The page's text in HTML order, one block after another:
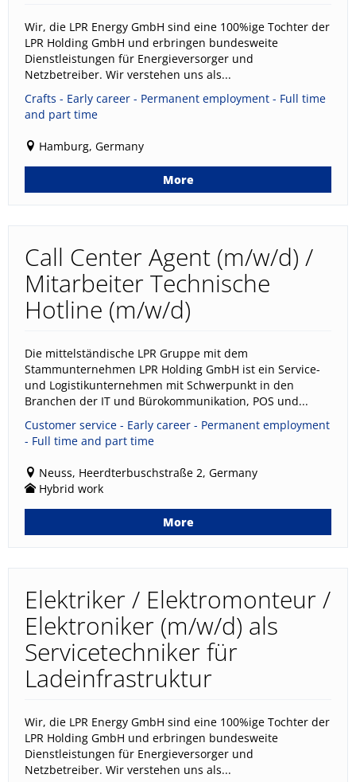
Wir, die LPR Energy GmbH sind eine 100%ige Tochter der
LPR Holding GmbH und erbringen bundesweite
Dienstleistungen für Energieversorger und
Netzbetreiber. Wir verstehen uns als...
Crafts - Early career - Permanent employment - Full time
and part time
Hamburg, Germany
More
Call Center Agent (m/w/d) /
Mitarbeiter Technische
Hotline (m/w/d)
Die mittelständische LPR Gruppe mit dem
Stammunternehmen LPR Holding GmbH ist ein Service-
und Logistikunternehmen mit Schwerpunkt in den
Branchen der IT und Bürokommunikation, POS und...
Customer service - Early career - Permanent employment
- Full time and part time
Neuss, Heerdterbuschstraße 2, Germany
Hybrid work
More
Elektriker / Elektromonteur /
Elektroniker (m/w/d) als
Servicetechniker für
Ladeinfrastruktur
Wir, die LPR Energy GmbH sind eine 100%ige Tochter der
LPR Holding GmbH und erbringen bundesweite
Dienstleistungen für Energieversorger und
Netzbetreiber. Wir verstehen uns als...